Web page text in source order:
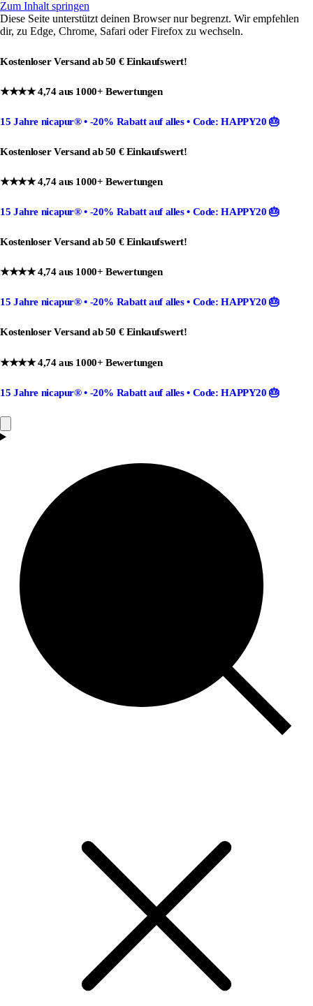
Zum Inhalt springen
Diese Seite unterstützt deinen Browser nur begrenzt. Wir empfehlen
dir, zu Edge, Chrome, Safari oder Firefox zu wechseln.
Kostenloser Versand ab 50 € Einkaufswert!
★★★★ 4,74 aus 1000+ Bewertungen
15 Jahre nicapur®• -20% Rabattauf alles • Code: HAPPY20🎂
Kostenloser Versand ab 50 € Einkaufswert!
★★★★ 4,74 aus 1000+ Bewertungen
15 Jahre nicapur®• -20% Rabattauf alles • Code: HAPPY20🎂
Kostenloser Versand ab 50 € Einkaufswert!
★★★★ 4,74 aus 1000+ Bewertungen
15 Jahre nicapur®• -20% Rabattauf alles • Code: HAPPY20🎂
Kostenloser Versand ab 50 € Einkaufswert!
★★★★ 4,74 aus 1000+ Bewertungen
15 Jahre nicapur®• -20% Rabattauf alles • Code: HAPPY20🎂